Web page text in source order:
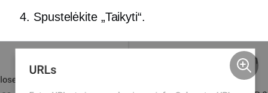
Spustelėkite „Taikyti“.